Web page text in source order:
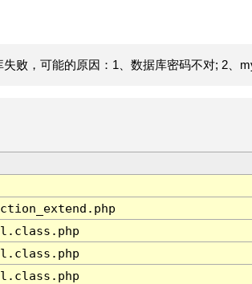
败，可能的原因：1、数据库密码不对; 2、